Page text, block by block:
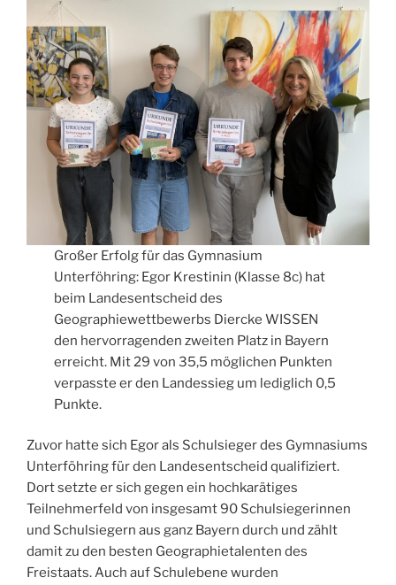
Großer Erfolg für das Gymnasium
Unterföhring: Egor Krestinin (Klasse 8c) hat
beim Landesentscheid des
Geographiewettbewerbs Diercke WISSEN
den hervorragenden zweiten Platz in Bayern
erreicht. Mit 29 von 35,5 möglichen Punkten
verpasste er den Landessieg um lediglich 0,5
Punkte.
Zuvor hatte sich Egor als Schulsieger des Gymnasiums
Unterföhring für den Landesentscheid qualifiziert.
Dort setzte er sich gegen ein hochkarätiges
Teilnehmerfeld von insgesamt 90 Schulsiegerinnen
und Schulsiegern aus ganz Bayern durch und zählt
damit zu den besten Geographietalenten des
Freistaats. Auch auf Schulebene wurden